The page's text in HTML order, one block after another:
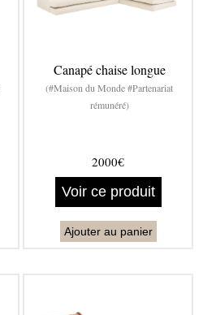
Canapé chaise longue
(#Maison du Monde #Partenariat
rémunéré)
2000€
Voir ce produit
Ajouter au panier